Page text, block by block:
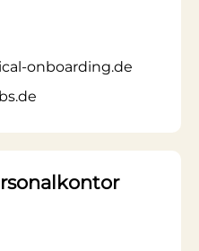
onboarding.de